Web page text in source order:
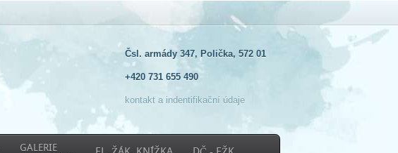
Čsl. armády 347, Polička, 572 01
+420 731 655 490
kontakt a indentifikační údaje
GALERIE